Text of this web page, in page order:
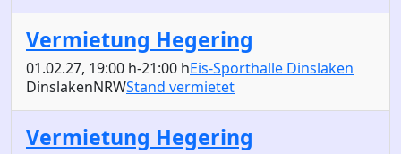
Vermietung Hegering
01.02.27, 19:00 h-21:00 hEis-Sporthalle Dinslaken
DinslakenNRWStand vermietet
Vermietung Hegering